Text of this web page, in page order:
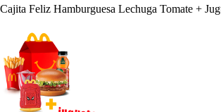
Cajita Feliz Hamburguesa Lechuga Tomate +